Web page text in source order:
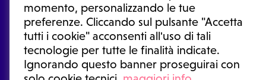
momento, personalizzando le tue
preferenze. Cliccando sul pulsante "Accetta
tutti i cookie" acconsenti all'uso di tali
tecnologie per tutte le finalità indicate.
Ignorando questo banner proseguirai con
Condizioni di utilizzo|Privacy Policy |Gestione cookie
Ⓒ 2026 | Tutti i diritti riservati.